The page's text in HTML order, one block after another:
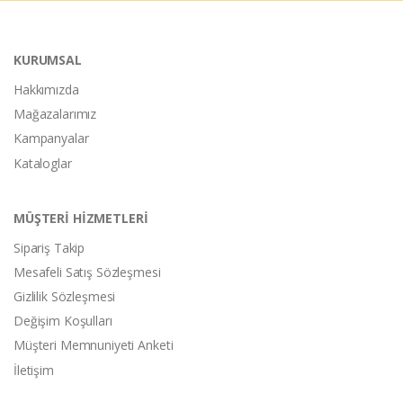
KURUMSAL
Hakkımızda
Mağazalarımız
Kampanyalar
Kataloglar
MÜŞTERİ HİZMETLERİ
Sipariş Takip
Mesafeli Satış Sözleşmesi
Gizlilik Sözleşmesi
Değişim Koşulları
Müşteri Memnuniyeti Anketi
İletişim